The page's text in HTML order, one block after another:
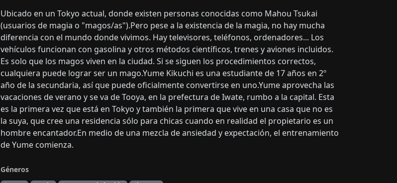
Ubicado en un Tokyo actual, donde existen personas conocidas como Mahou Tsukai
(usuarios de magia o "magos/as").Pero pese a la existencia de la magia, no hay mucha
diferencia con el mundo donde vivimos. Hay televisores, teléfonos, ordenadores... Los
vehículos funcionan con gasolina y otros métodos científicos, trenes y aviones incluidos.
Es solo que los magos viven en la ciudad. Si se siguen los procedimientos correctos,
cualquiera puede lograr ser un mago.Yume Kikuchi es una estudiante de 17 años en 2º
año de la secundaria, así que puede oficialmente convertirse en uno.Yume aprovecha las
vacaciones de verano y se va de Tooya, en la prefectura de Iwate, rumbo a la capital. Esta
es la primera vez que está en Tokyo y también la primera que vive en una casa que no es
la suya, que cree una residencia sólo para chicas cuando en realidad el propietario es un
hombre encantador.En medio de una mezcla de ansiedad y expectación, el entrenamiento
de Yume comienza.
Géneros